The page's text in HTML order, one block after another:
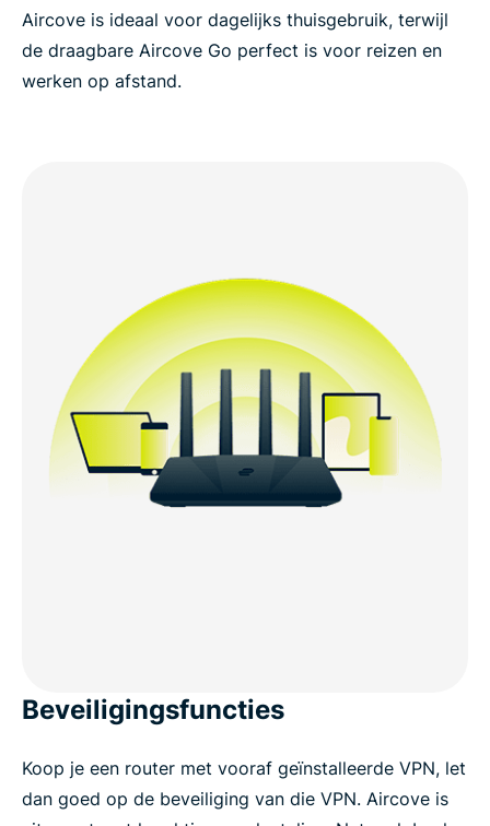
Aircove is ideaal voor dagelijks thuisgebruik, terwijl
de draagbare Aircove Go perfect is voor reizen en
werken op afstand.
Beveiligingsfuncties
Koop je een router met vooraf geïnstalleerde VPN, let
dan goed op de beveiliging van die VPN. Aircove is